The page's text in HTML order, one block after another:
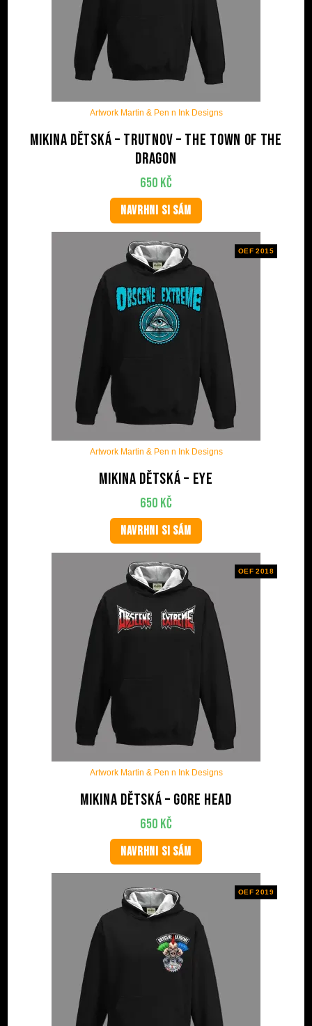
Artwork Martin & Pen n Ink Designs
Mikina dětská – Trutnov – The Town Of The
Dragon
650 Kč
NAVRHNI SI SÁM
OEF 2015
Artwork Martin & Pen n Ink Designs
Mikina dětská – Eye
650 Kč
NAVRHNI SI SÁM
OEF 2018
Artwork Martin & Pen n Ink Designs
Mikina dětská – Gore Head
650 Kč
NAVRHNI SI SÁM
OEF 2019